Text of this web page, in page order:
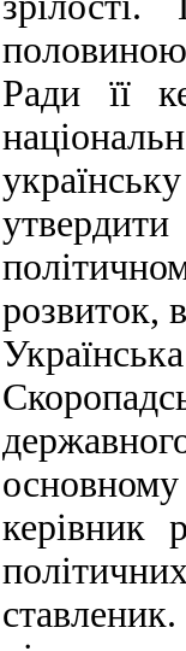
Ради її
розвиток,
керівник